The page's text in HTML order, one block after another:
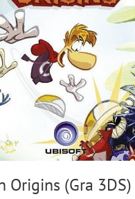
Origins (Gra 3DS)